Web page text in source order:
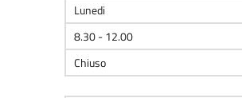
Lunedi
8.30 - 12.00
Chiuso